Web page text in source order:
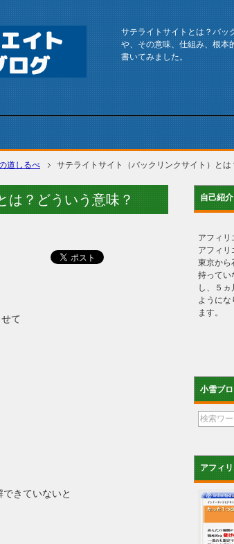
サテライトサイトとは？バッ
や、その意味、仕組み、根本
書いてみました。
道しるべ サテライトサイト（バックリンクサイト）とは
は？どういう意味？
て
きていないと
自己紹介
アフィリ
アフィリ
東京から
持ってい
し、５
ようにな
ます。
小雪ブ
アフィ